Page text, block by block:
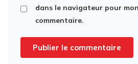
dans le navigateur pour
commentaire.